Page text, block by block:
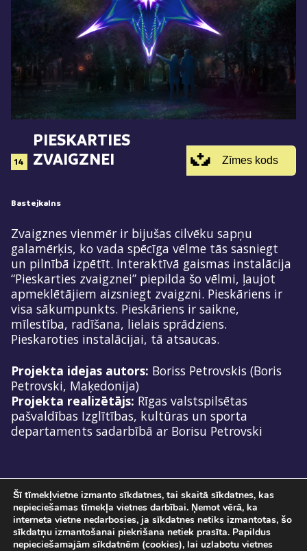
14
PIESKARTIES
ZVAIGZNEI
Zīmes kods
Bastejkalns
Zvaigznes vienmēr ir bijušas cilvēku sapņu
galamērķis, ko vada spēcīga vēlme tās sasniegt
un pilnībā izpētīt. Interaktīvā gaismas instalācija
“Pieskarties zvaigznei” piepilda šo vēlmi, ļaujot
apmeklētājiem aizsniegt zvaigzni. Pieskāriens ir
visa sākumpunkts. Pieskāriens ir saikne,
mīlestība, radīšana, lielais sprādziens.
Pieskaroties instalācijai, tā atsaucas.
Projekta idejas autors: Boriss Petrovskis (Boris
Petrovski, Maķedonija)
Projekta realizētājs: Rīgas valstspilsētas
pašvaldības Izglītības, kultūras un sporta
departaments sadarbībā ar Borisu Petrovski
Šī tīmekļvietne izmanto sīkdatnes, tai skaitā sīkdatnes, kas
nepieciešamas tīmekļa vietnes darbībai. Ņemot vērā, ka
interneta vietne nedarbosies, ja sīkdatnes netiks izmantotas, šo
sīkdatņu izmantošanai piekrišana netiek prasīta. Papildus
nepieciešamajām sīkdatnēm (cookies), lai uzlabotu vietnes